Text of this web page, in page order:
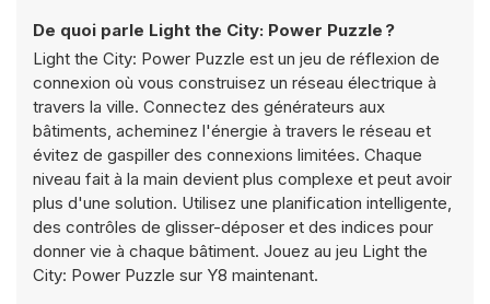
De quoi parle Light the City: Power Puzzle ?
Light the City: Power Puzzle est un jeu de réflexion de
connexion où vous construisez un réseau électrique à
travers la ville. Connectez des générateurs aux
bâtiments, acheminez l'énergie à travers le réseau et
évitez de gaspiller des connexions limitées. Chaque
niveau fait à la main devient plus complexe et peut avoir
plus d'une solution. Utilisez une planification intelligente,
des contrôles de glisser-déposer et des indices pour
donner vie à chaque bâtiment. Jouez au jeu Light the
City: Power Puzzle sur Y8 maintenant.